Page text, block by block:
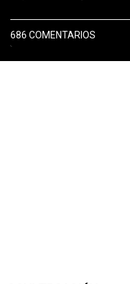
686 COMENTARIOS